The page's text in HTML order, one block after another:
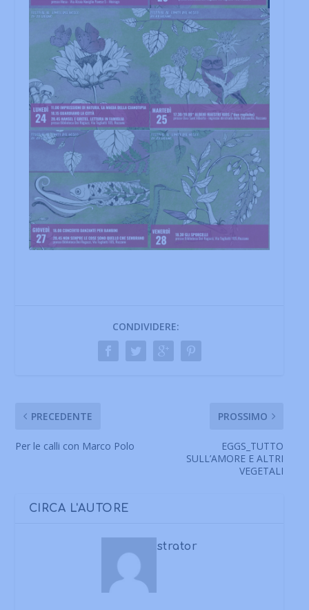
CONDIVIDERE:
PRECEDENTE
Per le calli con Marco Polo
PROSSIMO
EGGS_TUTTO
SULL’AMORE E ALTRI
VEGETALI
CIRCA L'AUTORE
strator